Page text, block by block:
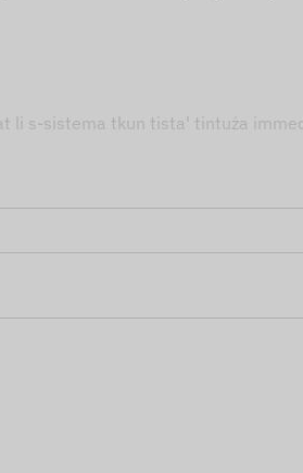
li s-sistema tkun tista' tintuża
konvenjenti għalik, approfitta